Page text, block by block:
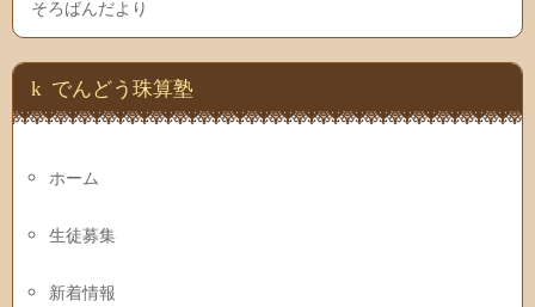
そろばんだより
でんどう珠算塾
ホーム
生徒募集
新着情報